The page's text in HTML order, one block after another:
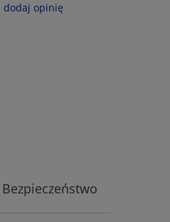
dodaj opinię
Bezpieczeństwo